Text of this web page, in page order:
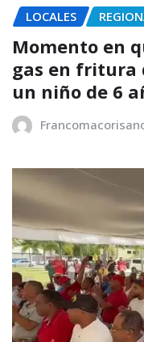
LOCALES
Momento en
gas en fritura
un niño de 6